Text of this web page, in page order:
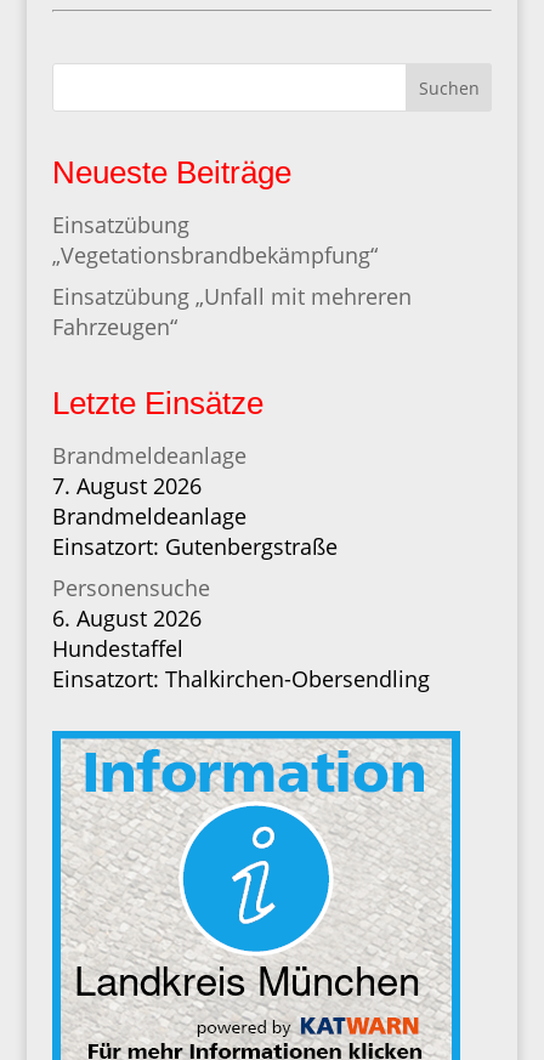
Suchen
Neueste Beiträge
Einsatzübung
„Vegetationsbrandbekämpfung“
Einsatzübung „Unfall mit mehreren
Fahrzeugen“
Letzte Einsätze
Brandmeldeanlage
7. August 2026
Brandmeldeanlage
Einsatzort: Gutenbergstraße
Personensuche
6. August 2026
Hundestaffel
Einsatzort: Thalkirchen-Obersendling